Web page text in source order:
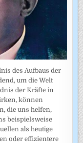
des Aufbaus der
um die Welt
der Kräfte in
können
die uns helfen,
beispielsweise
als heutige
oder effizientere